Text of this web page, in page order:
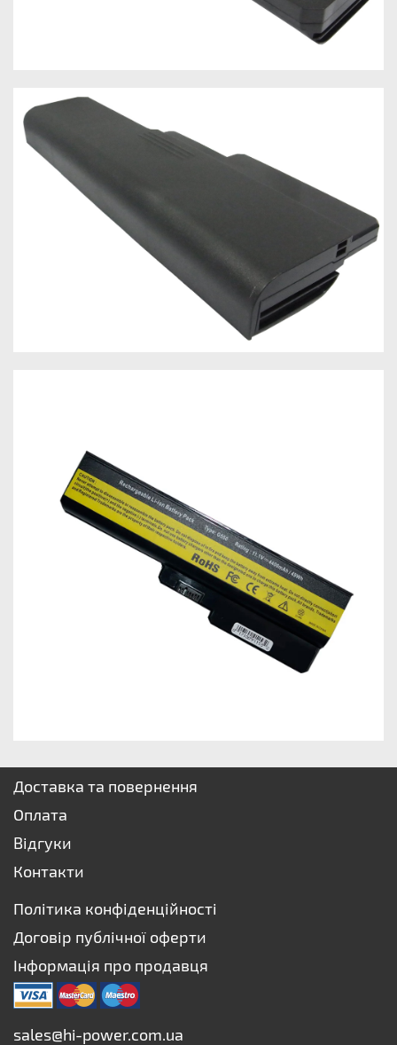
Доставка та повернення
Оплата
Відгуки
Контакти
Політика конфіденційності
Договір публічної оферти
Інформація про продавця
sales@hi-power.com.ua